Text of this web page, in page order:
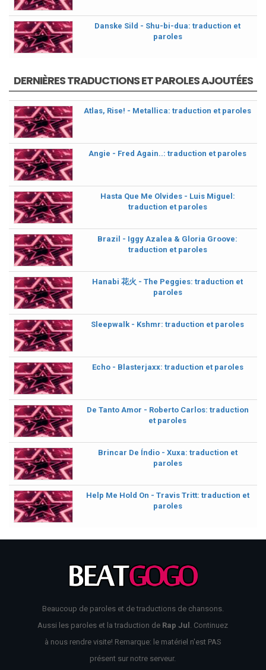
Danske Sild - Shu-bi-dua: traduction et
paroles
DERNIÈRES TRADUCTIONS ET PAROLES AJOUTÉES
Atlas, Rise! - Metallica: traduction et paroles
Angie - Fred Again..: traduction et paroles
Hasta Que Me Olvides - Luis Miguel:
traduction et paroles
Brazil - Iggy Azalea & Gloria Groove:
traduction et paroles
Hanabi 花火 - The Peggies: traduction et
paroles
Sleepwalk - Kshmr: traduction et paroles
Echo - Blasterjaxx: traduction et paroles
De Tanto Amor - Roberto Carlos: traduction
et paroles
Brincar De Índio - Xuxa: traduction et
paroles
Help Me Hold On - Travis Tritt: traduction et
paroles
Beaucoup de paroles et de traductions de chansons.
Aussi les paroles et la traduction de Rap Jul . Continuez
à nous rendre visite! Remarque: le matériel n'est PAS
présent sur notre serveur.